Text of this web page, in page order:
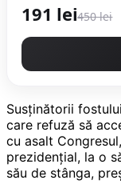
191 lei450 lei
Susținătorii
care refuză să
cu asalt
prezidențial, la o
său de stânga,